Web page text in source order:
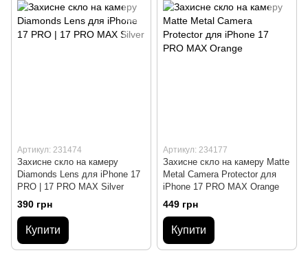
Артикул: 231474
Захисне скло на камеру
Diamonds Lens для iPhone 17
PRO | 17 PRO MAX Silver
390 грн
Купити
Артикул: 234177
Захисне скло на камеру Matte
Metal Camera Protector для
iPhone 17 PRO MAX Orange
449 грн
Купити